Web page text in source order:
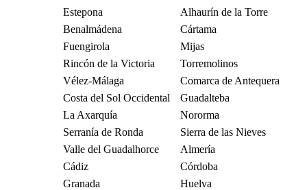
Estepona
Alhaurín de la Torre
Benalmádena
Cártama
Fuengirola
Mijas
Rincón de la Victoria
Torremolinos
Vélez-Málaga
Comarca de Antequera
Costa del Sol Occidental
Guadalteba
La Axarquía
Nororma
Serranía de Ronda
Sierra de las Nieves
Valle del Guadalhorce
Almería
Cádiz
Córdoba
Granada
Huelva